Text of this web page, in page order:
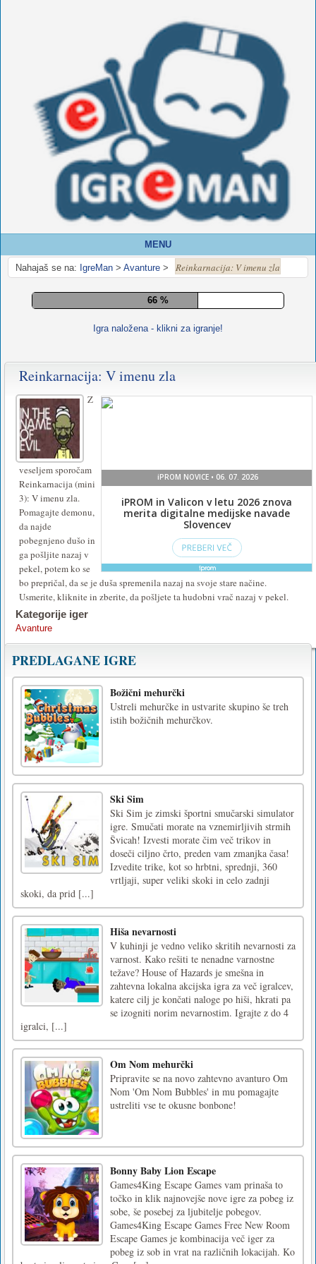
MENU
Nahajaš se na: IgreMan > Avanture > Reinkarnacija: V imenu zla
70 %
Igra naložena - klikni za igranje!
Za
igranje
te
igre
namestite
ali
vklopite
Flash.
Reinkarnacija: V imenu zla
Z
veseljem sporočam
Reinkarnacija (mini
3): V imenu zla.
Pomagajte demonu,
da najde
pobegnjeno dušo in
ga pošljite nazaj v
pekel, potem ko se
bo prepričal, da se je duša spremenila nazaj na svoje stare načine.
Usmerite, kliknite in zberite, da pošljete ta hudobni vrač nazaj v pekel.
Kategorije iger
Avanture
PREDLAGANE IGRE
Božični mehurčki
Ustreli mehurčke in ustvarite skupino še treh
istih božičnih mehurčkov.
Ski Sim
Ski Sim je zimski športni smučarski simulator
igre. Smučati morate na vznemirljivih strmih
Švicah! Izvesti morate čim več trikov in
doseči ciljno črto, preden vam zmanjka časa!
Izvedite trike, kot so hrbtni, sprednji, 360
vrtljaji, super veliki skoki in celo zadnji
skoki, da prid [...]
Hiša nevarnosti
V kuhinji je vedno veliko skritih nevarnosti za
varnost. Kako rešiti te nenadne varnostne
težave? House of Hazards je smešna in
zahtevna lokalna akcijska igra za več igralcev,
katere cilj je končati naloge po hiši, hkrati pa
se izogniti norim nevarnostim. Igrajte z do 4
igralci, [...]
Om Nom mehurčki
Pripravite se na novo zahtevno avanturo Om
Nom 'Om Nom Bubbles' in mu pomagajte
ustreliti vse te okusne bonbone!
Bonny Baby Lion Escape
Games4King Escape Games vam prinaša to
točko in klik najnovejše nove igre za pobeg iz
sobe, še posebej za ljubitelje pobegov.
Games4King Escape Games Free New Room
Escape Games je kombinacija več iger za
pobeg iz sob in vrat na različnih lokacijah. Ko